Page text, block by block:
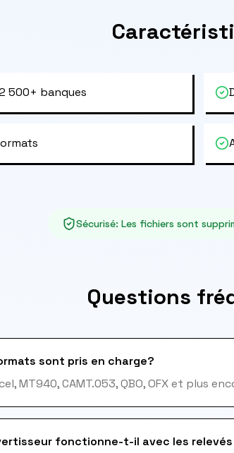
500+ banques
Sécurisé: Les fichiers sont
Questions
sont pris en charge?
MT940, CAMT.053, QBO, OFX et plus
fonctionne-t-il avec les